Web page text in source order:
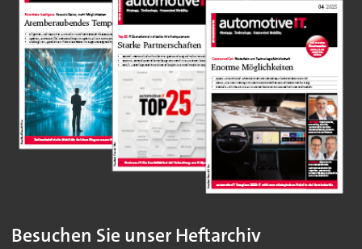
Besuchen Sie unser Heftarchiv